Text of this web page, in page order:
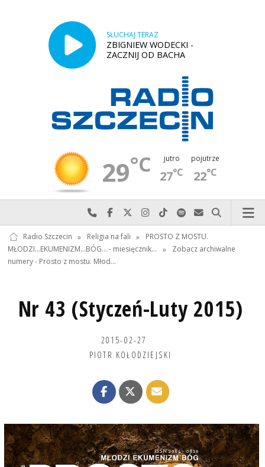
SŁUCHAJ TERAZ
ZBIGNIEW WODECKI -
ZACZNIJ OD BACHA
29°C jutro
27°C
pojutrze
22°C
Najlepiej po prostu do nas zadzwoń
Odwiedź nas na Facebook-u
Odwiedź nas na X
Odwiedź nas na Instagram-ie
Odwiedź nas na TikTok-u
Szukaj nas na Spotify
Wyślij do nas
Szukaj
Radio Szczecin » Religia na fali »
PROSTO Z MOSTU.
MŁODZI...EKUMENIZM...BÓG... - miesięcznik…
»
Zobacz archiwalne
numery - Prosto z mostu. Młod…
Nr 43 (Styczeń-Luty 2015)
2015-02-27
PIOTR KOŁODZIEJSKI